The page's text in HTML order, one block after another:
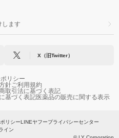
します
X（旧Twitter）
リシー
針ご利用規約
取引法に基づく表記
基づく表記医薬品の販売に関する表示
リシーLINEヤフープライバシーセンター
イン